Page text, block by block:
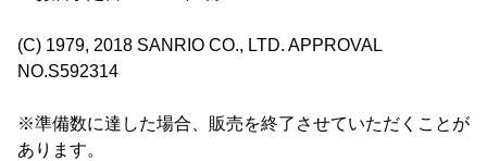
(C) 1979, 2018 SANRIO CO., LTD. APPROVAL
NO.S592314
※準備数に達した場合、販売を終了させていただくことが
あります。